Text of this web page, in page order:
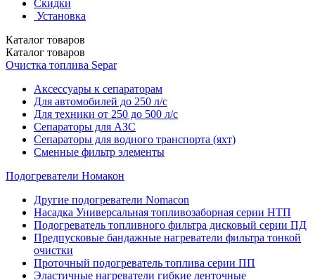
Скидки
Установка
Каталог товаров
Каталог товаров
Очистка топлива Separ
Аксессуары к сепараторам
Для автомобилей до 250 л/с
Для техники от 250 до 500 л/с
Сепараторы для АЗС
Сепараторы для водного транспорта (яхт)
Сменные фильтр элементы
Подогреватели Номакон
Другие подогреватели Nomacon
Насадка Универсальная топливозаборная серии НТП
Подогреватель топливного фильтра дисковый серии ПД
Предпусковые бандажные нагреватели фильтра тонкой
очистки
Проточный подогреватель топлива серии ПП
Эластичные нагреватели гибкие ленточные